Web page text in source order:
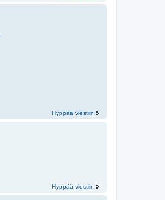
Hyppää viestiin
Hyppää viestiin